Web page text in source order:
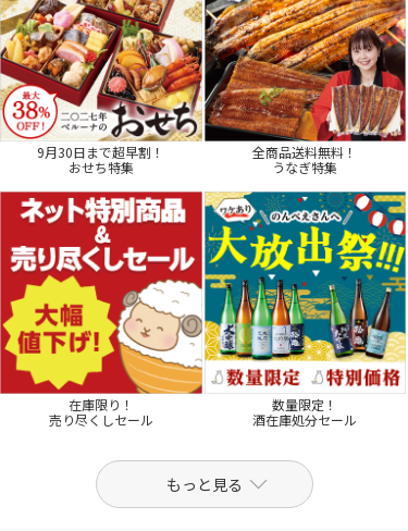
9月30日まで超早割！
おせち特集
全商品送料無料！
うなぎ特集
在庫限り！
売り尽くしセール
数量限定！
酒在庫処分セール
もっと見る